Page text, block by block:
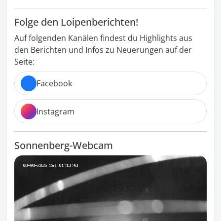
Folge den Loipenberichten!
Auf folgenden Kanälen findest du Highlights aus
den Berichten und Infos zu Neuerungen auf der
Seite:
Facebook
Instagram
Sonnenberg-Webcam